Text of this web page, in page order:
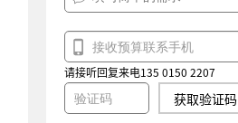
请接听回复来电135 0150 2207
获取验证码